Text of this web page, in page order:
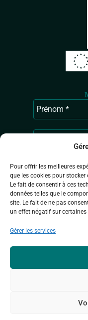
Pour offrir les meilleures
que les cookies pour
Le fait de consentir à ces
données telles que le
site. Le fait de ne pas
un effet négatif sur
Gérer les servicesrecueillies pour
de
gestion de vos